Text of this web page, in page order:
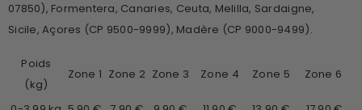
07850), Formentera, Canaries, Ceuta, Melilla, Sardaigne,
Sicile, Açores (CP 9500-9999), Madère (CP 9000-9499).
Poids
(kg)
Zone 1 Zone 2 Zone 3 Zone 4 Zone 5 Zone 6